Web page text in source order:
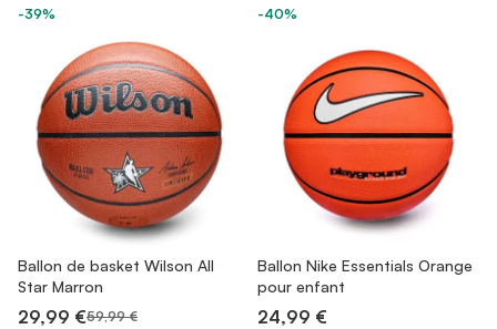
-39%
-40%
Ballon de basket Wilson All
Star Marron
29,99 €59,99 €
Ballon Nike Essentials Orange
pour enfant
24,99 €